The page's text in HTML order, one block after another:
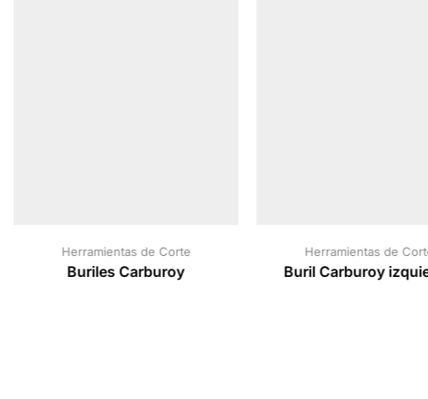
Herramientas de Corte
Buriles Carburoy
Herramientas de
Buril Carburoy